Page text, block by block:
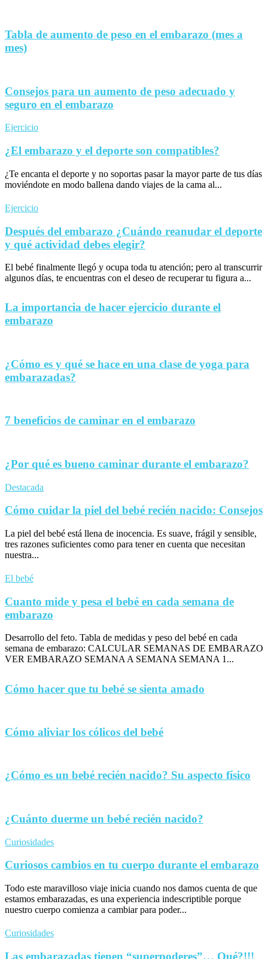
Tabla de aumento de peso en el embarazo (mes a
mes)
Consejos para un aumento de peso adecuado y
seguro en el embarazo
Ejercicio
¿El embarazo y el deporte son compatibles?
¿Te encanta el deporte y no soportas pasar la mayor parte de tus días
moviéndote en modo ballena dando viajes de la cama al...
Ejercicio
Después del embarazo ¿Cuándo reanudar el deporte
y qué actividad debes elegir?
El bebé finalmente llegó y ocupa toda tu atención; pero al transcurrir
algunos días, te encuentras con el deseo de recuperar tu figura a...
La importancia de hacer ejercicio durante el
embarazo
¿Cómo es y qué se hace en una clase de yoga para
embarazadas?
7 beneficios de caminar en el embarazo
¿Por qué es bueno caminar durante el embarazo?
Destacada
Cómo cuidar la piel del bebé recién nacido: Consejos
La piel del bebé está llena de inocencia. Es suave, frágil y sensible,
tres razones suficientes como para tener en cuenta que necesitan
nuestra...
El bebé
Cuanto mide y pesa el bebé en cada semana de
embarazo
Desarrollo del feto. Tabla de medidas y peso del bebé en cada
semana de embarazo: CALCULAR SEMANAS DE EMBARAZO
VER EMBARAZO SEMANA A SEMANA SEMANA 1...
Cómo hacer que tu bebé se sienta amado
Cómo aliviar los cólicos del bebé
¿Cómo es un bebé recién nacido? Su aspecto físico
¿Cuánto duerme un bebé recién nacido?
Curiosidades
Curiosos cambios en tu cuerpo durante el embarazo
Todo este maravilloso viaje inicia cuando nos damos cuenta de que
estamos embarazadas, es una experiencia indescriptible porque
nuestro cuerpo comienza a cambiar para poder...
Curiosidades
Las embarazadas tienen “superpoderes”… Qué?!!!